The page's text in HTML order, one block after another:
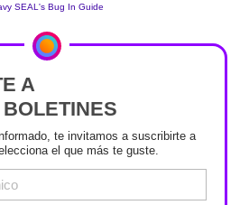
A
te invitamos a suscribirte a
el que más te guste.